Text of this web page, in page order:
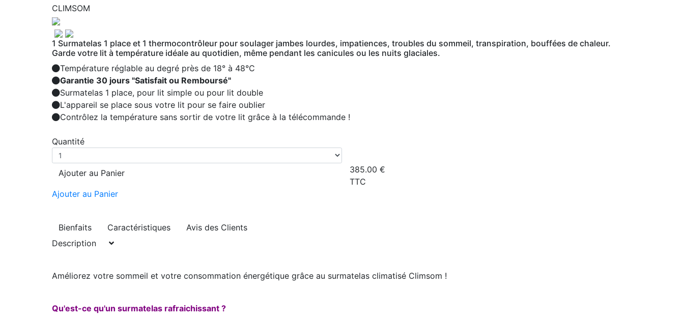
CLIMSOM
1 Surmatelas 1 place et 1 thermocontrôleur pour soulager jambes lourdes, impatiences, troubles du sommeil, transpiration, bouffées de chaleur.
Garde votre lit à température idéale au quotidien, même pendant les canicules ou les nuits glaciales.
Température réglable au degré près de 18° à 48°C
Garantie 30 jours "Satisfait ou Remboursé"
Surmatelas 1 place, pour lit simple ou pour lit double
L'appareil se place sous votre lit pour se faire oublier
Contrôlez la température sans sortir de votre lit grâce à la télécommande !
Quantité
Ajouter au Panier
Ajouter au Panier
385.00 €
TTC
Bienfaits Caractéristiques
Avis des Clients
Description
Améliorez votre sommeil et votre consommation énergétique grâce au surmatelas climatisé Climsom !
Qu'est-ce qu'un surmatelas rafraichissant ?